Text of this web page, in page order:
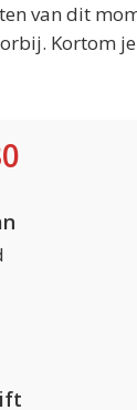
van dit
Kortom